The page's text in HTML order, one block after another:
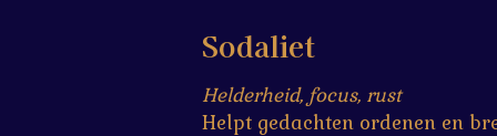
Sodaliet
Helderheid, focus, rust
Helpt gedachten ordenen en